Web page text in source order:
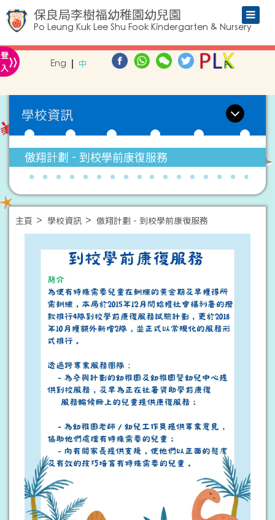
保良局李樹福幼稚園幼兒園
Po Leung Kuk Lee Shu Fook Kindergarten & Nursery
登
入» Eng 中
學校資訊
傲翔計劃 - 到校學前康復服務
主頁 學校資訊 傲翔計劃 - 到校學前康復服務